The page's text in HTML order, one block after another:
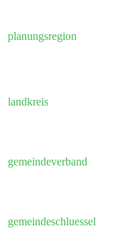
planungsregion
landkreis
gemeindeverband
gemeindeschluessel